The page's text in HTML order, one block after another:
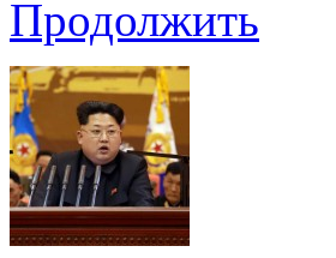
Продолжить